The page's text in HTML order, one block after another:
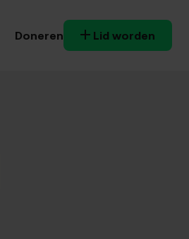
Doneren Lid worden